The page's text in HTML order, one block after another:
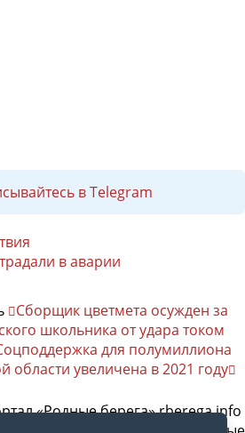
в Telegram
в аварии
Сборщик цветмета осужден за
школьника от удара током
для полумиллиона
области увеличена в 2021 году
«Родные берега» rberega.info